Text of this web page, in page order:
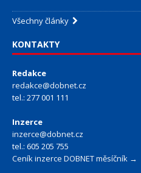
Všechny články
KONTAKTY
Redakce
redakce@dobnet.cz
tel.: 277 001 111
Inzerce
inzerce@dobnet.cz
tel.: 605 205 755
Ceník inzerce DOBNET měsíčník →